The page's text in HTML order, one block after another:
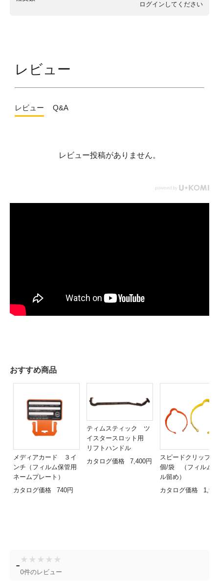
ログイン してください
レビュー
レビュー Q&A
レビュー投稿がありません。
おすすめ商品
メディアカード ３イ
ンチ（フィルム保管用
ネームプレート）
カタログ価格
740円
ティムスティック ツ
イスタースロット用
リフトハンドル
カタログ価格
7,400円
スピードクリップ
個/袋 （フィルム
ル留め）
カタログ価格
- ★ ★ ★ ★ ★
0件のレビュー